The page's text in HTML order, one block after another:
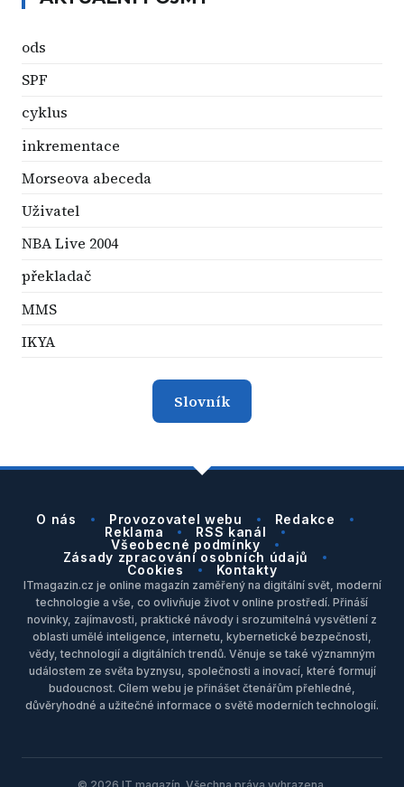
ods
SPF
cyklus
inkrementace
Morseova abeceda
Uživatel
NBA Live 2004
překladač
MMS
IKYA
Slovník
O nás Provozovatel webu
Redakce
Reklama
RSS kanál
Všeobecné podmínky
Zásady zpracování osobních údajů
Cookies
Kontakty
ITmagazin.cz je online magazín zaměřený na digitální svět, moderní
technologie a vše, co ovlivňuje život v online prostředí. Přináší
novinky, zajímavosti, praktické návody i srozumitelná vysvětlení z
oblasti umělé inteligence, internetu, kybernetické bezpečnosti,
vědy, technologií a digitálních trendů. Věnuje se také významným
událostem ze světa byznysu, společnosti a inovací, které formují
budoucnost. Cílem webu je přinášet čtenářům přehledné,
důvěryhodné a užitečné informace o světě moderních technologií.